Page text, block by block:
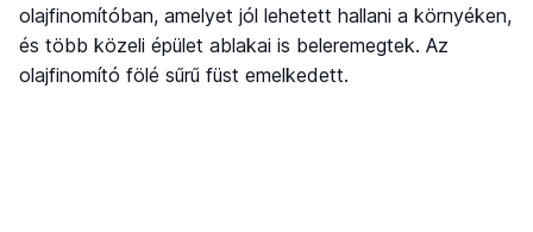
olajfinomítóban, amelyet jól lehetett hallani a környéken,
és több közeli épület ablakai is beleremegtek. Az
olajfinomító fölé sűrű füst emelkedett.